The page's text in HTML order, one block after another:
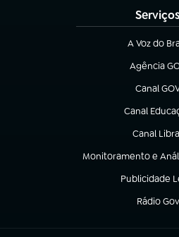
Serviços
A Voz do
(abre em
Agência
(abre em
Canal
(abre em
Canal
(abre em
Canal
(abre em
Monitoramento e
(abre em nova aba)
Publicidade
(abre em nova
Rádio Gov
(abre em